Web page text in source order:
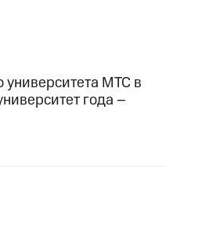
университета МТС в
года –